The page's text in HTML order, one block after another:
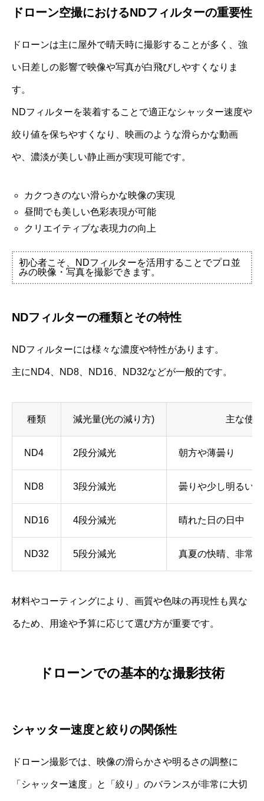
ドローン空撮におけるNDフィルターの重要性
ドローンは主に屋外で晴天時に撮影することが多く、強
い日差しの影響で映像や写真が白飛びしやすくなりま
す。
NDフィルターを装着することで適正なシャッター速度や
絞り値を保ちやすくなり、映画のような滑らかな動画
や、濃淡が美しい静止画が実現可能です。
カクつきのない滑らかな映像の実現
昼間でも美しい色彩表現が可能
クリエイティブな表現力の向上
初心者こそ、NDフィルターを活用することでプロ並
みの映像・写真を撮影できます。
NDフィルターの種類とその特性
NDフィルターには様々な濃度や特性があります。
主にND4、ND8、ND16、ND32などが一般的です。
種類 減光量(光の減り方) 主な使
ND4 2段分減光 朝方や薄曇り
ND8 3段分減光 曇りや少し明るい日
ND16 4段分減光 晴れた日の日中
ND32 5段分減光 真夏の快晴、非常
材料やコーティングにより、画質や色味の再現性も異な
るため、用途や予算に応じて選び方が重要です。
ドローンでの基本的な撮影技術
シャッター速度と絞りの関係性
ドローン撮影では、映像の滑らかさや明るさの調整に
「シャッター速度」と「絞り」のバランスが非常に大切